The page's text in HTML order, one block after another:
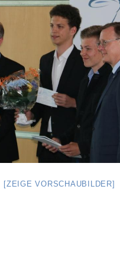
[ZEIGE VORSCHAUBILDER]